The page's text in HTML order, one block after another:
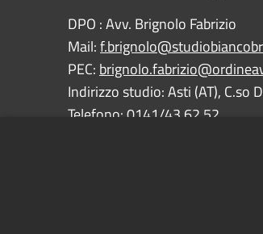
DPO : Avv. Brignolo Fabrizio
Mail:
PEC:
Indirizzo studio: Asti (AT), C.so
Telefono: 0141/43.62.52